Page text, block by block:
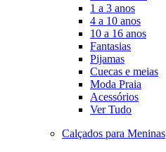
1 a 3 anos
4 a 10 anos
10 a 16 anos
Fantasias
Pijamas
Cuecas e meias
Moda Praia
Acessórios
Ver Tudo
Calçados para Meninas